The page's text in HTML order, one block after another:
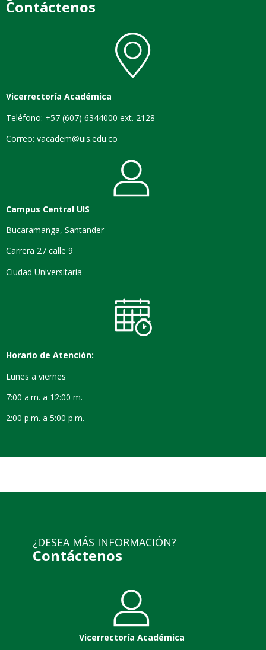
Contáctenos
Vicerrectoría Académica
Teléfono: +57 (607) 6344000 ext. 2128
Correo: vacadem@uis.edu.co
Campus Central UIS
Bucaramanga, Santander
Carrera 27 calle 9
Ciudad Universitaria
Horario de Atención:
Lunes a viernes
7:00 a.m. a 12:00 m.
2:00 p.m. a 5:00 p.m.
¿DESEA MÁS INFORMACIÓN?
Contáctenos
Vicerrectoría Académica